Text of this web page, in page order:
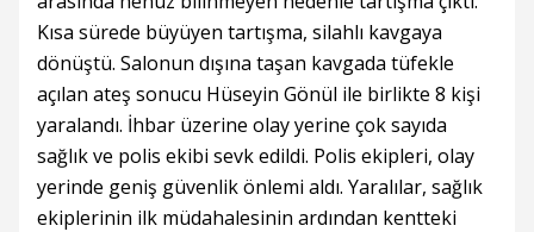
Kısa sürede büyüyen tartışma, silahlı kavgaya
dönüştü. Salonun dışına taşan kavgada tüfekle
açılan ateş sonucu Hüseyin Gönül ile birlikte 8 kişi
yaralandı. İhbar üzerine olay yerine çok sayıda
sağlık ve polis ekibi sevk edildi. Polis ekipleri, olay
yerinde geniş güvenlik önlemi aldı. Yaralılar, sağlık
ekiplerinin ilk müdahalesinin ardından kentteki